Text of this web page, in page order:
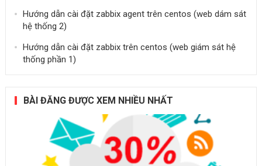
Hướng dẫn cài đặt zabbix agent trên centos (web dám sát
hệ thống 2)
Hướng dẫn cài đặt zabbix trên centos (web giám sát hệ
thống phần 1)
BÀI ĐĂNG ĐƯỢC XEM NHIỀU NHẤT